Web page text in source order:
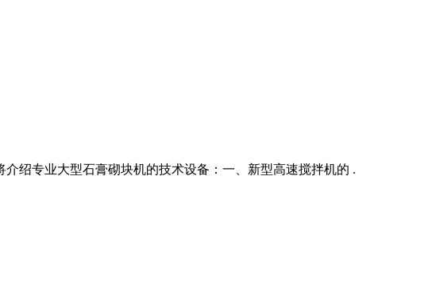
绍专业大型石膏砌块机的技术设备：一、新型高速搅拌机的 .